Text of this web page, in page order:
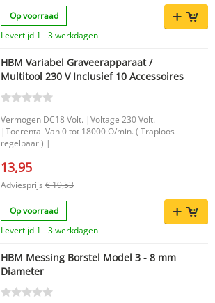
Op voorraad
Levertijd 1 - 3 werkdagen
HBM Variabel Graveerapparaat /
Multitool 230 V Inclusief 10 Accessoires
Vermogen DC18 Volt. |Voltage 230 Volt.
|Toerental Van 0 tot 18000 O/min. ( Traploos
regelbaar ) |
13,95
Adviesprijs € 19,53
Op voorraad
Levertijd 1 - 3 werkdagen
HBM Messing Borstel Model 3 - 8 mm
Diameter